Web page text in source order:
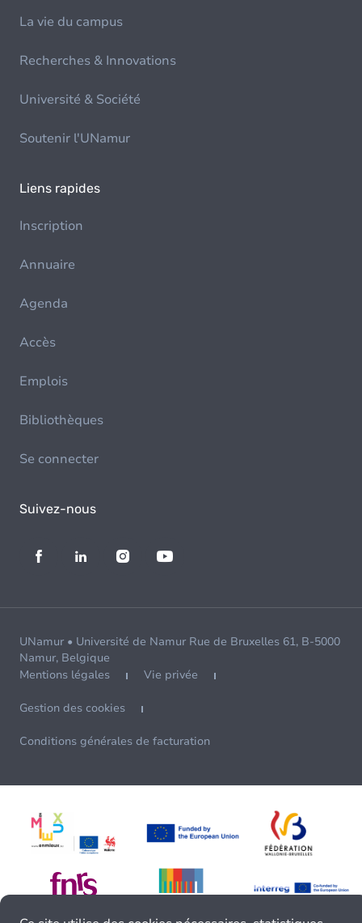
La vie du campus
Recherches & Innovations
Université & Société
Soutenir l'UNamur
Liens rapides
Inscription
Annuaire
Agenda
Accès
Emplois
Bibliothèques
Se connecter
Suivez-nous
UNamur • Université de Namur Rue de Bruxelles 61, B-5000
Namur, Belgique
Mentions légales
Vie privée
Gestion des cookies
Conditions générales de facturation